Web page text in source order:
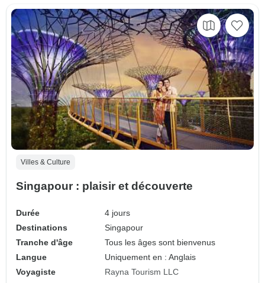
Villes & Culture
Singapour : plaisir et découverte
Durée
4 jours
Destinations
Singapour
Tranche d'âge
Tous les âges sont bienvenus
Langue
Uniquement en : Anglais
Voyagiste
Rayna Tourism LLC